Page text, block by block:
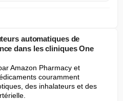
automatiques de
dans les cliniques One
Amazon Pharmacy et
couramment
des inhalateurs et des